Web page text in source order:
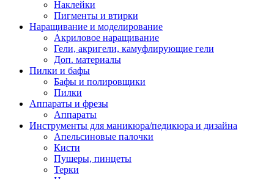
Наклейки
Пигменты и втирки
Наращивание и моделирование
Акриловое наращивание
Гели, акригели, камуфлирующие гели
Доп. материалы
Пилки и бафы
Бафы и полировщики
Пилки
Аппараты и фрезы
Аппараты
Инструменты для маникюра/педикюра и дизайна
Апельсиновые палочки
Кисти
Пушеры, пинцеты
Терки